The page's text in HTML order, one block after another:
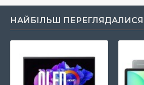
НАЙБІЛЬШ ПЕРЕГЛЯДАЛИСЯ